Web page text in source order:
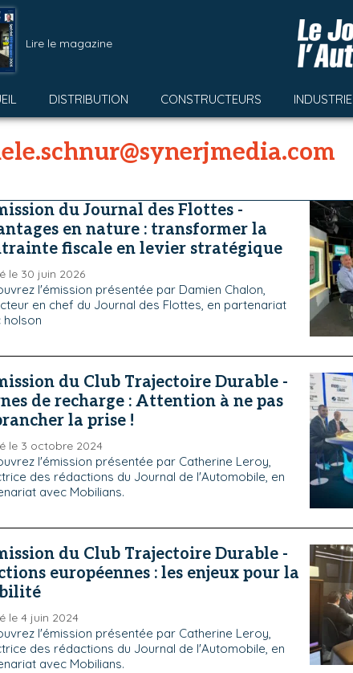
Lire le magazine
DISTRIBUTION CONSTRUCTEURS INDUSTRIE
du Journal des Flottes -
en nature : transformer la
fiscale en levier stratégique
le 30 juin 2026
l'émission présentée par Damien Chalon,
en chef du Journal des Flottes, en partenariat
holson
du Club Trajectoire Durable -
de recharge : Attention à ne pas
la prise !
le 3 octobre 2024
l'émission présentée par Catherine Leroy,
des rédactions du Journal de l'Automobile, en
avec Mobilians.
du Club Trajectoire Durable -
européennes : les enjeux pour la
le 4 juin 2024
l'émission présentée par Catherine Leroy,
des rédactions du Journal de l'Automobile, en
avec Mobilians.